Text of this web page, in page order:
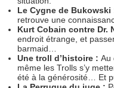
Le Cygne de Bukowski
retrouve une
Kurt Cobain contre Dr.
endroit étrange, et
barmaid…
Une troll d’histoire :Au
même les Trolls s’y
été à la générosité… Et